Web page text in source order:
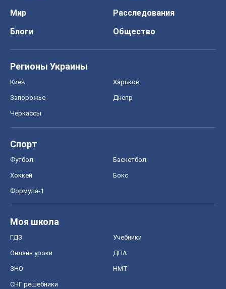
Мир
Расследования
Блоги
Общество
Регионы Украины
Киев Харьков
Запорожье Днепр
Черкассы
Спорт
Футбол Баскетбол
Хоккей Бокс
Формула-1
Моя школа
ГДЗ Учебники
Онлайн уроки ДПА
ЗНО НМТ
СНГ решебники